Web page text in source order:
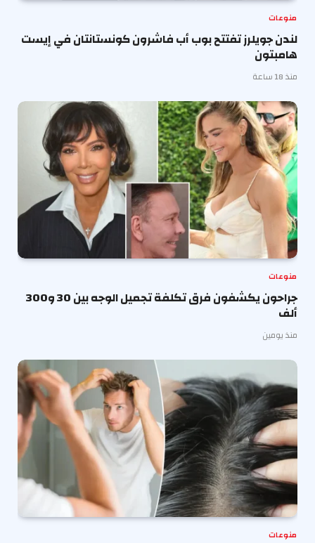
منوعات
لندن جويلرز تفتتح بوب أب فاشرون كونستانتان في إيست
هامبتون
منذ 18 ساعة
منوعات
جراحون يكشفون فرق تكلفة تجميل الوجه بين 30 و300
ألف
منذ يومين
منوعات